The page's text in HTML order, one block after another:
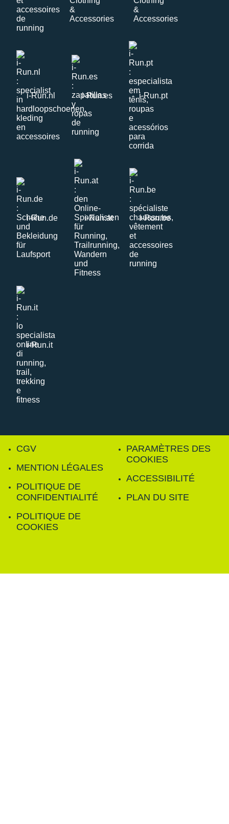
i-Run.nl i-Run.es i-Run.pt
i-Run.de i-Run.at i-Run.be
i-Run.it
CGV
MENTION LÉGALES
POLITIQUE DE
CONFIDENTIALITÉ
POLITIQUE DE
COOKIES
PARAMÈTRES DES
COOKIES
ACCESSIBILITÉ
PLAN DU SITE